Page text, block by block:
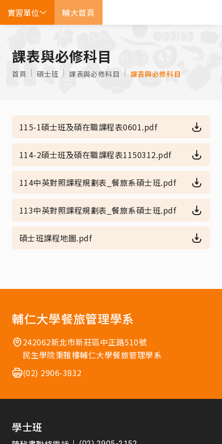
實習單位 輔大首頁
EN
課表與必修科目
首頁 碩士班 課表與必修科目 課表與必修科目
115-1碩士班及碩在職課程表0601.pdf
114-2碩士班及碩在職課程表1150312.pdf
114中英對照課程規劃表_餐旅系碩士班.pdf
113中英對照課程規劃表_餐旅系碩士班.pdf
碩士班課程地圖.pdf
輔仁大學餐旅管理學系
242062新北市新莊區中正路510號
民生學院秉雅樓輔仁大學餐旅管理學系
(02) 2906-3832
學士班